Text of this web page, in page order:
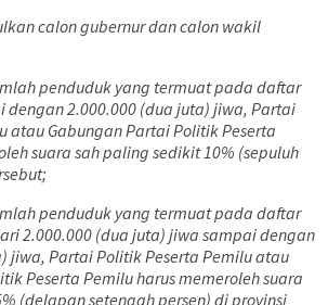
calon gubernur dan calon wakil
penduduk yang termuat pada daftar
2.000.000 (dua juta) jiwa, Partai
atau Gabungan Partai Politik Peserta
suara sah paling sedikit 10% (sepuluh
penduduk yang termuat pada daftar
2.000.000 (dua juta) jiwa sampai dengan
jiwa, Partai Politik Peserta Pemilu atau
Peserta Pemilu harus memeroleh suara
(delapan setengah persen) di provinsi